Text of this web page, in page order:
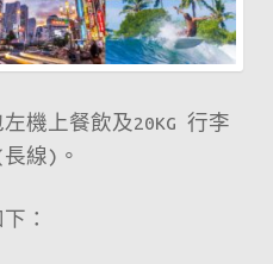
機上餐飲及20KG 行李
線)。
：